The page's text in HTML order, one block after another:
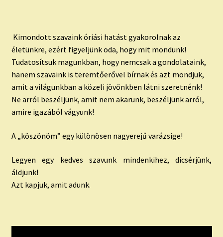
Kimondott szavaink óriási hatást gyakorolnak az
életünkre, ezért figyeljünk oda, hogy mit mondunk!
Tudatosítsuk magunkban, hogy nemcsak a gondolataink,
hanem szavaink is teremtőerővel bírnak és azt mondjuk,
amit a világunkban a közeli jövőnkben látni szeretnénk!
Ne arról beszéljünk, amit nem akarunk, beszéljünk arról,
amire igazából vágyunk!
A „köszönöm” egy különösen nagyerejű varázsige!
Legyen egy kedves szavunk mindenkihez, dicsérjünk,
áldjunk!
Azt kapjuk, amit adunk.